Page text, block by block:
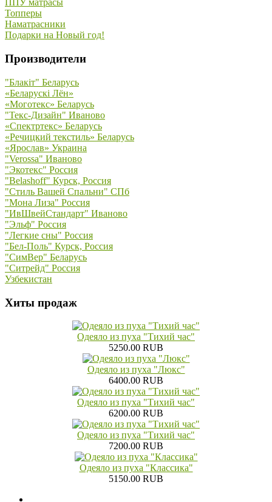
ППУ матрасы
Топперы
Наматрасники
Подарки на Новый год!
Производители
"Блакiт" Беларусь
«Беларускi Лён»
«Моготекс» Беларусь
"Текс-Дизайн" Иваново
«Спектртекс» Беларусь
«Речицкий текстиль» Беларусь
«Ярослав» Украина
"Verossa" Иваново
"Экотекс" Россия
"Belashoff" Курск, Россия
"Стиль Вашей Спальни" СПб
"Мона Лиза" Россия
"ИвШвейСтандарт" Иваново
"Эльф" Россия
"Легкие сны" Россия
"Бел-Поль" Курск, Россия
"СимВер" Беларусь
"Ситрейд" Россия
Узбекистан
Хиты продаж
Одеяло из пуха "Тихий час"
5250.00 RUB
Одеяло из пуха "Люкс"
6400.00 RUB
Одеяло из пуха "Тихий час"
6200.00 RUB
Одеяло из пуха "Тихий час"
7200.00 RUB
Одеяло из пуха "Классика"
5150.00 RUB